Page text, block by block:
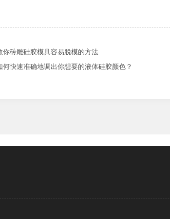
你砖雕硅胶模具容易脱模的方法
何快速准确地调出你想要的液体硅胶颜色？